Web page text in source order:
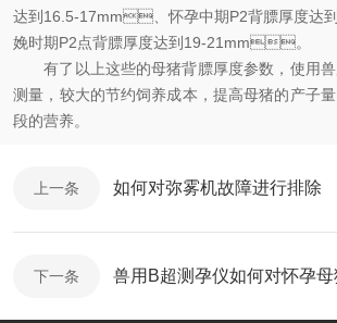
达到16.5-17mm、怀孕中期P2背膘厚度
娩时期P2点背膘厚度达到19-21mm。
有了以上这些的母猪背膘厚度参数，使用
测量，较大的节约饲养成本，提高母猪的产子量
段的营养。
上一条 如何对弥雾机故障进行排除
下一条 兽用B超测孕仪如何对怀孕母